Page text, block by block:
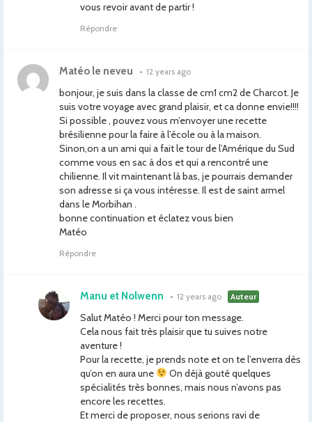
vous revoir avant de partir !
Répondre
Matéo le neveu • 12 years ago
bonjour, je suis dans la classe de cm1 cm2 de Charcot. Je
suis votre voyage avec grand plaisir, et ca donne envie!!!!
Si possible , pouvez vous m’envoyer une recette
brésilienne pour la faire à l’école ou à la maison.
Sinon,on a un ami qui a fait le tour de l’Amérique du Sud
comme vous en sac à dos et qui a rencontré une
chilienne. Il vit maintenant là bas, je pourrais demander
son adresse si ça vous intéresse. Il est de saint armel
dans le Morbihan .
bonne continuation et éclatez vous bien
Matéo
Répondre
Manu et Nolwenn • 12 years ago Auteur
Salut Matéo ! Merci pour ton message.
Cela nous fait très plaisir que tu suives notre
aventure !
Pour la recette, je prends note et on te l’enverra dès
qu’on en aura une
On déjà gouté quelques
spécialités très bonnes, mais nous n’avons pas
encore les recettes.
Et merci de proposer, nous serions ravi de